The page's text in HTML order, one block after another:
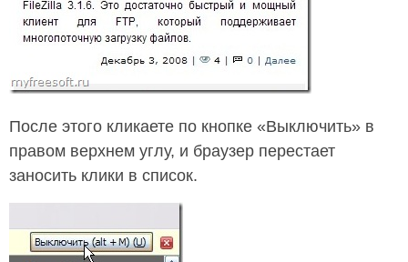
После этого кликаете по кнопке «Выключить» в
правом верхнем углу, и браузер перестает
заносить клики в список.